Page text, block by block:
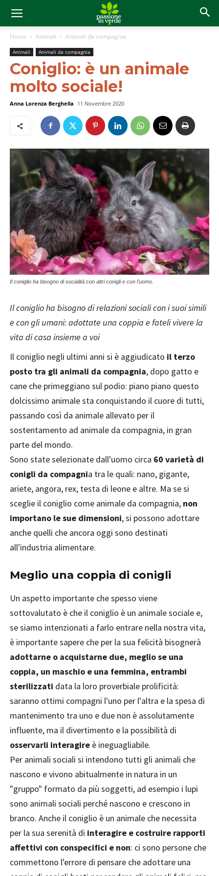
Home Animali Animali da compagnia
Animali Animali da compagnia
Coniglio: è un animale
molto sociale!
Anna Lorenza Berghella 11 Novembre 2020
Il coniglio ha bisogno di socialità con altri conigli e con l'uomo.
Il coniglio ha bisogno di relazioni sociali con i suoi simili
e con gli umani: adottate una coppia e fateli vivere la
vita di casa insieme a voi
Il coniglio negli ultimi anni si è aggiudicato il terzo
posto tra gli animali da compagnia, dopo gatto e
cane che primeggiano sul podio: piano piano questo
dolcissimo animale sta conquistando il cuore di tutti,
passando così da animale allevato per il
sostentamento ad animale da compagnia, in gran
parte del mondo.
Sono state selezionate dall'uomo circa 60 varietà di
conigli da compagnia tra le quali: nano, gigante,
ariete, angora, rex, testa di leone e altre. Ma se si
sceglie il coniglio come animale da compagnia, non
importano le sue dimensioni, si possono adottare
anche quelli che ancora oggi sono destinati
all'industria alimentare.
Meglio una coppia di conigli
Un aspetto importante che spesso viene
sottovalutato è che il coniglio è un animale sociale e,
se siamo intenzionati a farlo entrare nella nostra vita,
è importante sapere che per la sua felicità bisognerà
adottarne o acquistarne due, meglio se una
coppia, un maschio e una femmina, entrambi
sterilizzati data la loro proverbiale prolificità:
saranno ottimi compagni l'uno per l'altra e la spesa di
mantenimento tra uno e due non è assolutamente
influente, ma il divertimento e la possibilità di
osservarli interagire è ineguagliabile.
Per animali sociali si intendono tutti gli animali che
nascono e vivono abitualmente in natura in un
"gruppo" formato da più soggetti, ad esempio i lupi
sono animali sociali perché nascono e crescono in
branco. Anche il coniglio è un animale che necessita
per la sua serenità di interagire e costruire rapporti
affettivi con conspecifici e non: ci sono persone che
commettono l'errore di pensare che adottare una